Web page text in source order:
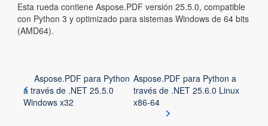
Esta rueda contiene Aspose.PDF versión 25.5.0, compatible
con Python 3 y optimizado para sistemas Windows de 64 bits
(AMD64).
Aspose.PDF para Python
a través de .NET 25.5.0
Windows x32
Aspose.PDF para Python a
través de .NET 25.6.0 Linux
x86-64